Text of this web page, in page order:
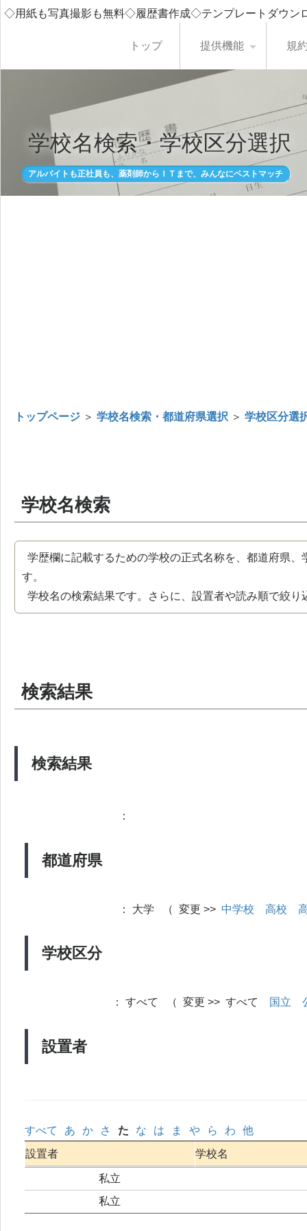
◇用紙も写真撮影も無料◇履歴書作成◇テンプレートダウ
トップ 提供機能 規
学校名検索・学校区分選択
アルバイトも正社員も、薬剤師からＩＴまで、みんなにベストマッチ
トップページ ＞ 学校名検索・都道府県選択 ＞ 学校区分選
学校名検索
学歴欄に記載するための学校の正式名称を、都道府県
す。
学校名の検索結果です。さらに、設置者や読み順で絞り
検索結果
検索結果
都道府県
：
学校区分
： 大学 （ 変更 >> 中学校 高校
設置者
： すべて （ 変更 >> すべて 国立
すべて あ か さ た な は ま や ら わ
他
設置者
学校名
私立
私立